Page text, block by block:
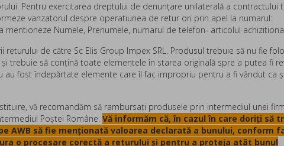
Pentru exercitarea dreptului de denunţare unilaterală a contractului
vanzatorul despre operatiunea de retur ori prin apel la numarul:
Numele, Prenumele, numarul de telefon- articolul
de către Sc Elis Group Impex SRL. Produsul trebuie să nu fie
trebuie să conțină toate elementele în starea originală spre a putea fi
fost îndepărtate elemente care îl fac impropriu pentru a fi vândut ca
vă recomandăm să rambursaţi produsele prin intermediul unei
Poştei Române. Vă informăm că, în cazul în care doriți să
AWB să fie menționată valoarea declarată a bunului, conform
o procesare corectă a returului și pentru a proteja atât bunul